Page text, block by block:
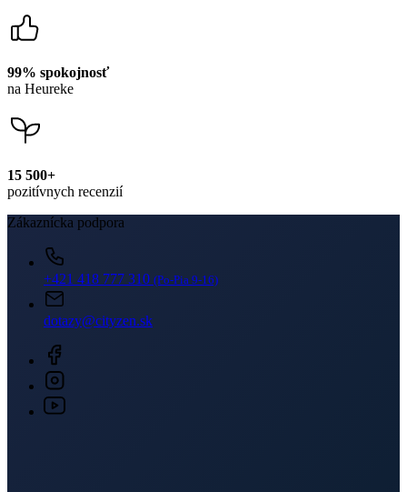
99% spokojnosť
na Heureke
15 500+
pozitívnych recenzií
Zákaznícka podpora
+421 418 777 310 (Po-Pia 9-16)
dotazy@cityzen.sk